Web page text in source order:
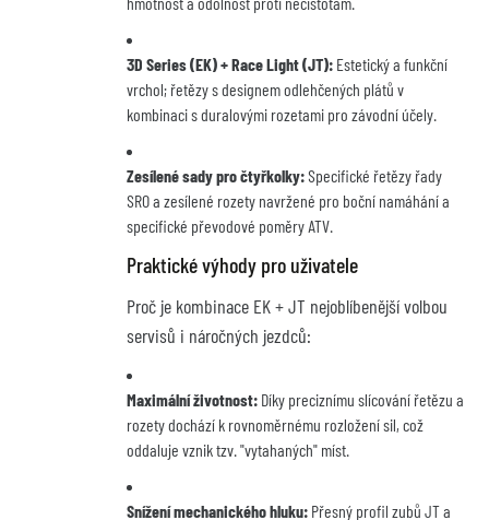
3D Series (EK) + Race Light (JT): Estetický a funkční
vrchol; řetězy s designem odlehčených plátů v
kombinaci s duralovými rozetami pro závodní účely.
Zesílené sady pro čtyřkolky:Specifické řetězy řady
SRO a zesílené rozety navržené pro boční namáhání a
specifické převodové poměry ATV.
Praktické výhody pro uživatele
Proč je kombinace EK + JT nejoblíbenější volbou
servisů i náročných jezdců:
Maximální životnost: Díky preciznímu slícování řetězu a
rozety dochází k rovnoměrnému rozložení sil, což
oddaluje vznik tzv. "vytahaných" míst.
Snížení mechanického hluku: Přesný profil zubů JT a